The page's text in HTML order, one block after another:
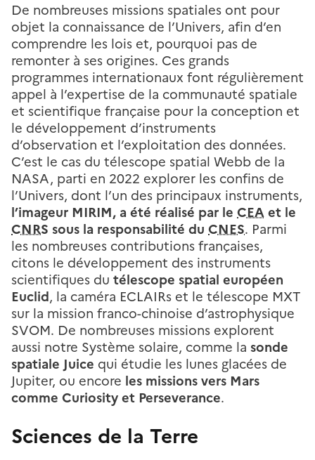
De nombreuses missions spatiales ont pour
objet la connaissance de l’Univers, afin d’en
comprendre les lois et, pourquoi pas de
remonter à ses origines. Ces grands
programmes internationaux font régulièrement
appel à l’expertise de la communauté spatiale
et scientifique française pour la conception et
le développement d’instruments
d’observation et l’exploitation des données.
C’est le cas du télescope spatial Webb de la
NASA, parti en 2022 explorer les confins de
l’Univers, dont l’un des principaux instruments,
l’imageur MIRIM, a été réalisé par le CEAet le
CNRS sous la responsabilité du CNES. Parmi
les nombreuses contributions françaises,
citons le développement des instruments
scientifiques du télescope spatial européen
Euclid, la caméra ECLAIRs et le télescope MXT
sur la mission franco-chinoise d’astrophysique
SVOM. De nombreuses missions explorent
aussi notre Système solaire, comme la sonde
spatiale Juice qui étudie les lunes glacées de
Jupiter, ou encore les missions vers Mars
comme Curiosity et Perseverance.
Sciences de la Terre